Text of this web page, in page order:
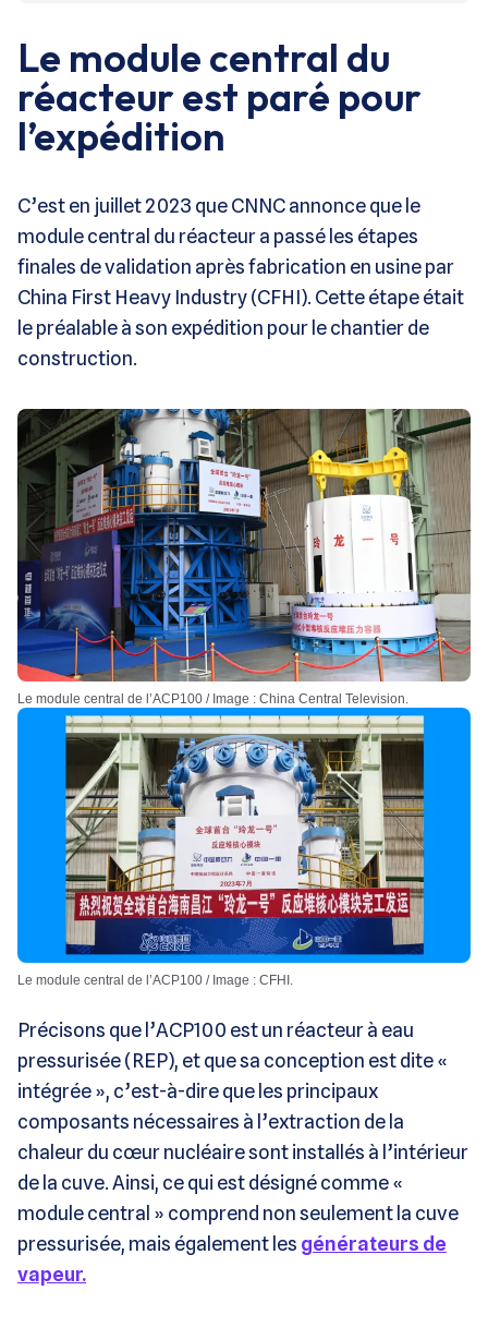
Le module central du
réacteur est paré pour
l’expédition
C’est en juillet 2023 que CNNC annonce que le
module central du réacteur a passé les étapes
finales de validation après fabrication en usine par
China First Heavy Industry (CFHI). Cette étape était
le préalable à son expédition pour le chantier de
construction.
Le module central de l’ACP100 / Image : China Central Television.
Le module central de l’ACP100 / Image : CFHI.
Précisons que l’ACP100 est un réacteur à eau
pressurisée (REP), et que sa conception est dite «
intégrée », c’est-à-dire que les principaux
composants nécessaires à l’extraction de la
chaleur du cœur nucléaire sont installés à l’intérieur
de la cuve. Ainsi, ce qui est désigné comme «
module central » comprend non seulement la cuve
pressurisée, mais également les générateurs de
vapeur.